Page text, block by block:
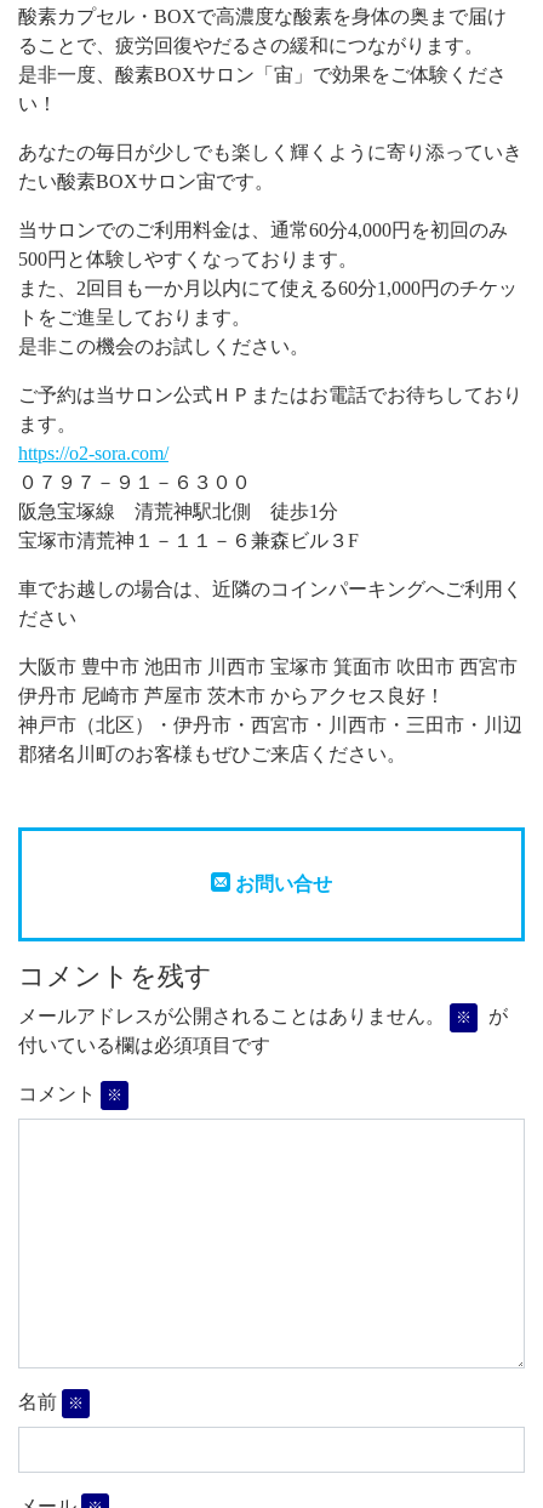
酸素カプセル・BOXで高濃度な酸素を身体の奥まで届け
ることで、疲労回復やだるさの緩和につながります。
是非一度、酸素BOXサロン「宙」で効果をご体験くださ
い！
あなたの毎日が少しでも楽しく輝くように寄り添っていき
たい酸素BOXサロン宙です。
当サロンでのご利用料金は、通常60分4,000円を初回のみ
500円と体験しやすくなっております。
また、2回目も一か月以内にて使える60分1,000円のチケッ
トをご進呈しております。
是非この機会のお試しください。
ご予約は当サロン公式ＨＰまたはお電話でお待ちしており
ます。
https://o2-sora.com/
０７９７－９１－６３００
阪急宝塚線 清荒神駅北側 徒歩1分
宝塚市清荒神１－１１－６兼森ビル３F
車でお越しの場合は、近隣のコインパーキングへご利用く
ださい
大阪市 豊中市 池田市 川西市 宝塚市 箕面市 吹田市 西宮市
伊丹市 尼崎市 芦屋市 茨木市 からアクセス良好！
神戸市（北区）・伊丹市・西宮市・川西市・三田市・川辺
郡猪名川町のお客様もぜひご来店ください。
お問い合せ
コメントを残す
メールアドレスが公開されることはありません。 ※
が
付いている欄は必須項目です
コメント ※
名前 ※